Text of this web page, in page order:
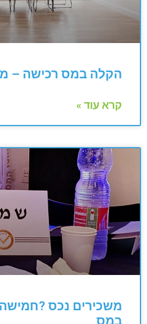
הקלה במס רכישה –
קרא עוד »
משכירים נכס
במס